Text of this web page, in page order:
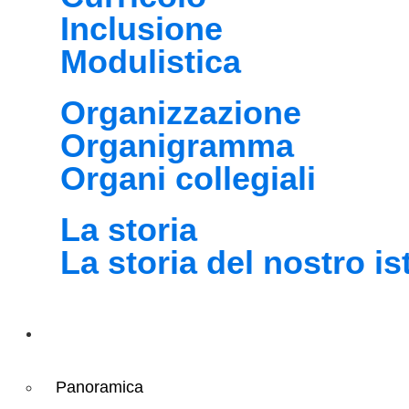
Inclusione
Modulistica
Organizzazione
Organigramma
Organi collegiali
La storia
La storia del nostro
Panoramica